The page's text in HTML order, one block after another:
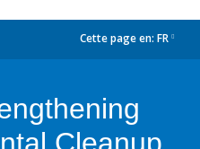
Cette page en: FR